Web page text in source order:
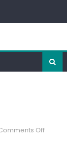
Offon